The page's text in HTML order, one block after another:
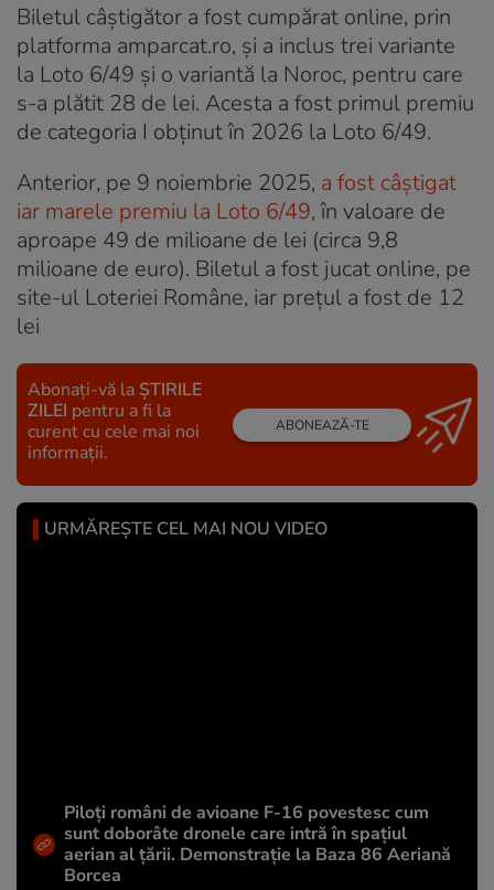
Biletul câștigător a fost cumpărat online, prin
platforma amparcat.ro, și a inclus trei variante
la Loto 6/49 și o variantă la Noroc, pentru care
s-a plătit 28 de lei. Acesta a fost primul premiu
de categoria I obținut în 2026 la Loto 6/49.
Anterior, pe 9 noiembrie 2025, a fost câștigat
iar marele premiu la Loto 6/49, în valoare de
aproape 49 de milioane de lei (circa 9,8
milioane de euro). Biletul a fost jucat online, pe
site-ul Loteriei Române, iar prețul a fost de 12
lei
Abonați-vă la ȘTIRILE
ZILEI pentru a fi la
curent cu cele mai noi
informații.
ABONEAZĂ-TE
URMĂREȘTE CEL MAI NOU VIDEO
Piloți români de avioane F-16 povestesc cum
sunt doborâte dronele care intră în spațiul
aerian al țării. Demonstrație la Baza 86 Aeriană
Borcea